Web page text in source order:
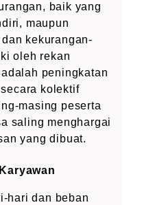
baik yang
maupun
kekurangan-
oleh rekan
peningkatan
kolektif
masing peserta
saling menghargai
yang dibuat.
hari dan beban